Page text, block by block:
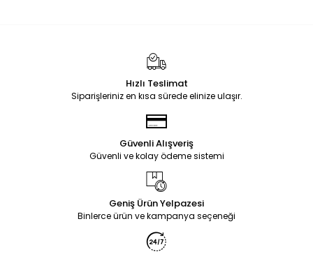
Hızlı Teslimat
Siparişleriniz en kısa sürede elinize ulaşır.
Güvenli Alışveriş
Güvenli ve kolay ödeme sistemi
Geniş Ürün Yelpazesi
Binlerce ürün ve kampanya seçeneği